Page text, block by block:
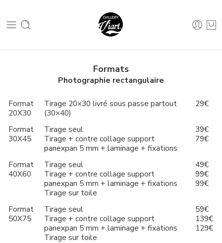
04 79 05 07 62
Formats
Photographie rectangulaire
Format
20X30
Tirage 20×30 livré sous passe partout
(30×40)
29€
Format
30X45
Tirage seul
Tirage + contre collage support
panexpan 5 mm + laminage + fixations
39€
79€
Format
40X60
Tirage seul
Tirage + contre collage support
panexpan 5 mm + laminage + fixations
Tirage sur toile
49€
99€
99€
Format
50X75
Tirage seul
Tirage + contre collage support
panexpan 5 mm + laminage + fixations
Tirage sur toile
59€
139€
129€